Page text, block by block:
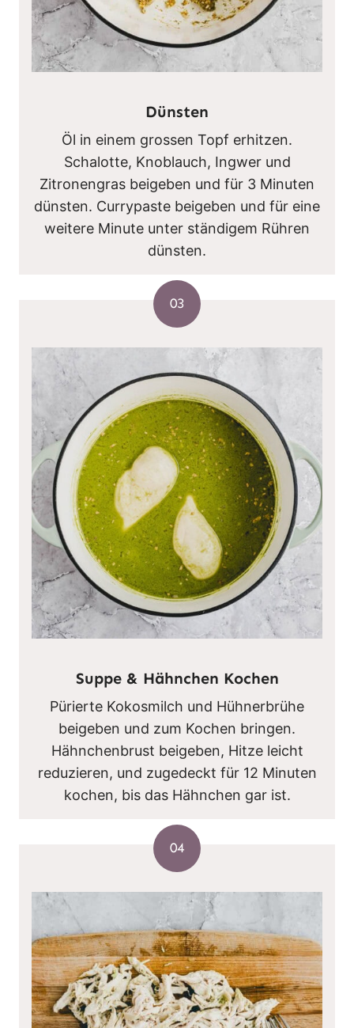
Dünsten
Öl in einem grossen Topf erhitzen.
Schalotte, Knoblauch, Ingwer und
Zitronengras beigeben und für 3 Minuten
dünsten. Currypaste beigeben und für eine
weitere Minute unter ständigem Rühren
dünsten.
03
Suppe & Hähnchen Kochen
Pürierte Kokosmilch und Hühnerbrühe
beigeben und zum Kochen bringen.
Hähnchenbrust beigeben, Hitze leicht
reduzieren, und zugedeckt für 12 Minuten
kochen, bis das Hähnchen gar ist.
04